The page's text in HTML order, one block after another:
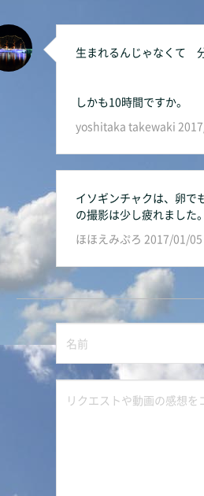
生まれるんじゃなくて
しかも10時間ですか。
yoshitaka takewaki
イソギンチャクは、卵で
の撮影は少し疲れました
ほほえみぷろ 2017/01/